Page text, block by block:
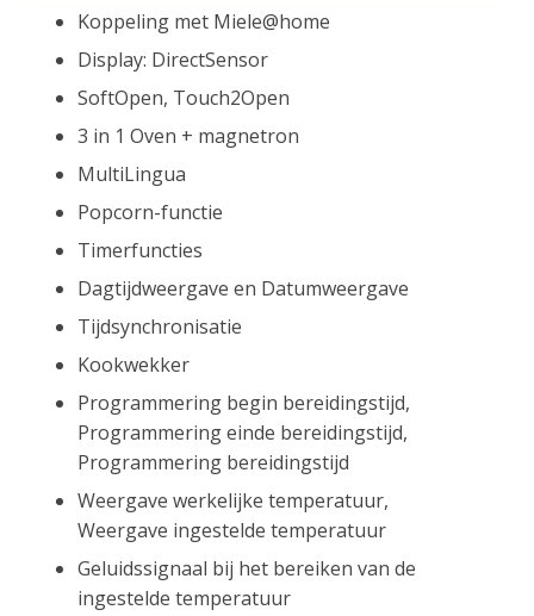
Koppeling met Miele@home
Display: DirectSensor
SoftOpen, Touch2Open
3 in 1 Oven + magnetron
MultiLingua
Popcorn-functie
Timerfuncties
Dagtijdweergave en Datumweergave
Tijdsynchronisatie
Kookwekker
Programmering begin bereidingstijd,
Programmering einde bereidingstijd,
Programmering bereidingstijd
Weergave werkelijke temperatuur,
Weergave ingestelde temperatuur
Geluidssignaal bij het bereiken van de
ingestelde temperatuur